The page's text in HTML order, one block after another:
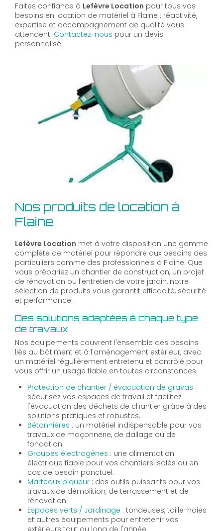
Faites confiance à Lefèvre Location pour tous vos
besoins en location de matériel à Flaine : réactivité,
expertise et accompagnement de qualité vous
attendent. Contactez-nous pour un devis
personnalisé.
Nos produits de location à
Flaine
Lefèvre Location met à votre disposition une gamme
complète de matériel pour répondre aux besoins des
particuliers comme des professionnels à Flaine. Que
vous prépariez un chantier de construction, un projet
de rénovation ou l'entretien de votre jardin, notre
sélection de produits vous garantit efficacité, sécurité
et performance.
Des solutions adaptées à chaque type
de travaux
Nos équipements couvrent l'ensemble des besoins
liés au bâtiment et à l'aménagement extérieur, avec
un matériel régulièrement entretenu et contrôlé pour
vous offrir un usage fiable en toutes circonstances.
Protection de chantier / évacuation de gravas :
sécurisez vos espaces de travail et facilitez
l'évacuation des déchets de chantier grâce à des
solutions pratiques et robustes.
Bétonnières : un matériel indispensable pour vos
travaux de maçonnerie, de dallage ou de
fondation.
Groupes électrogènes : une alimentation
électrique fiable pour vos chantiers isolés ou en
cas de besoin ponctuel.
Marteaux piqueur : des outils puissants pour vos
travaux de démolition, de terrassement et de
rénovation.
Espaces verts / Jardinage : tondeuses, taille-haies
et autres équipements pour entretenir vos
extérieurs tout au long de l'année.